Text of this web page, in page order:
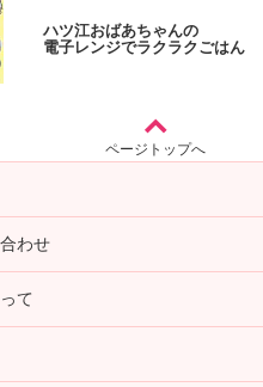
ハツ江おばあちゃんの
電子レンジでラクラクごはん
ページトップへ
わせ
て